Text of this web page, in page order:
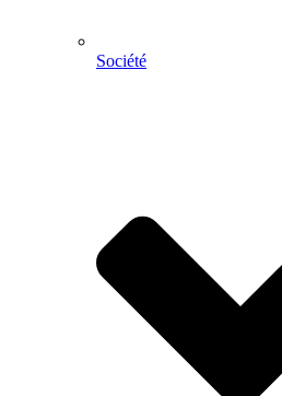
Société